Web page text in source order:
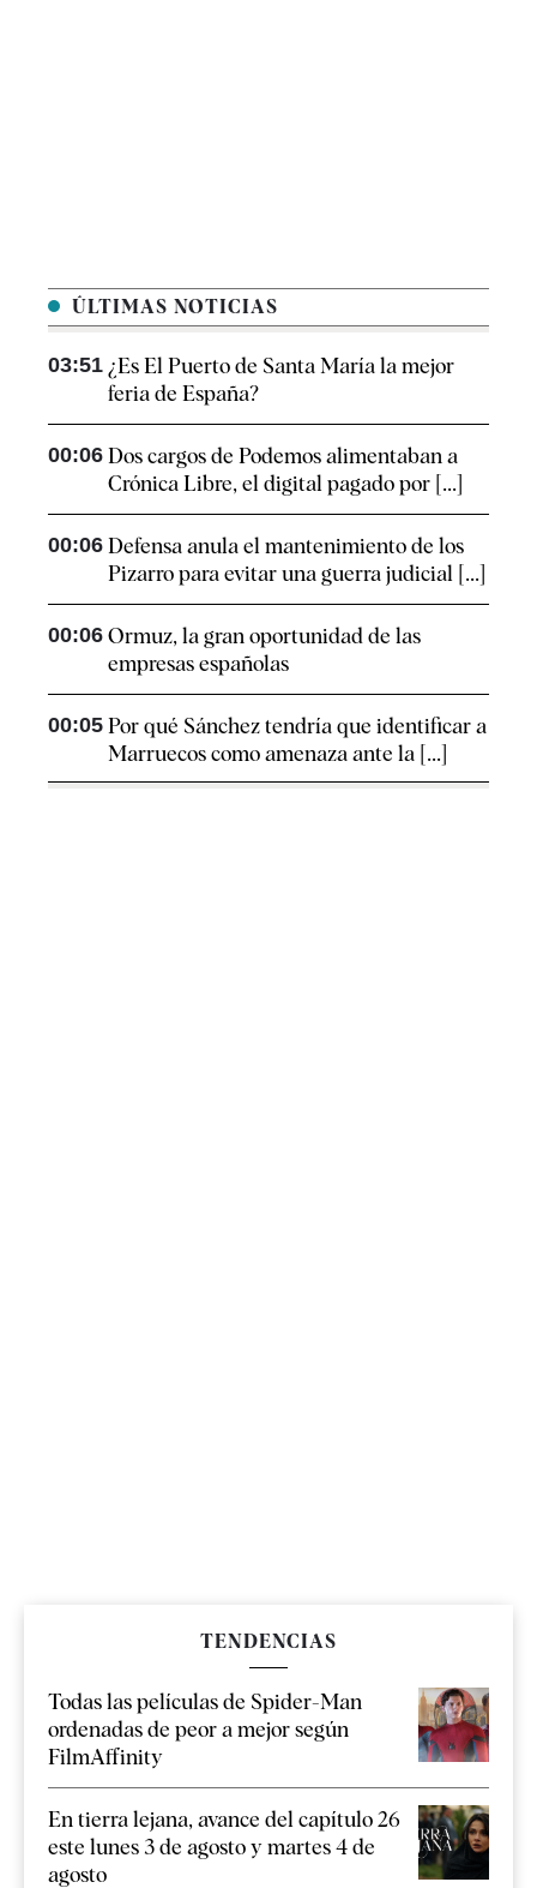
ÚLTIMAS NOTICIAS
03:51 ¿Es El Puerto de Santa María la mejor
feria de España?
00:06 Dos cargos de Podemos alimentaban a
Crónica Libre, el digital pagado por [...]
00:06 Defensa anula el mantenimiento de los
Pizarro para evitar una guerra judicial [...]
00:06 Ormuz, la gran oportunidad de las
empresas españolas
00:05 Por qué Sánchez tendría que identificar a
Marruecos como amenaza ante la [...]
TENDENCIAS
Todas las películas de Spider-Man
ordenadas de peor a mejor según
FilmAffinity
En tierra lejana, avance del capítulo 26
este lunes 3 de agosto y martes 4 de
agosto